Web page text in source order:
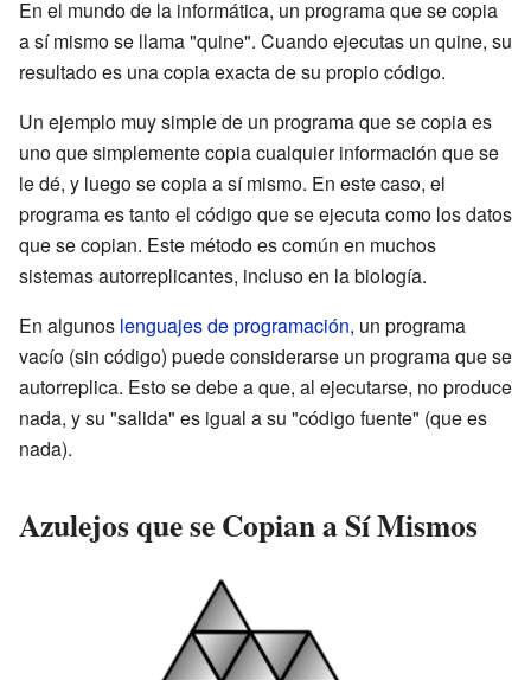
En el mundo de la informática, un programa que se copia
a sí mismo se llama "quine". Cuando ejecutas un quine, su
resultado es una copia exacta de su propio código.
Un ejemplo muy simple de un programa que se copia es
uno que simplemente copia cualquier información que se
le dé, y luego se copia a sí mismo. En este caso, el
programa es tanto el código que se ejecuta como los datos
que se copian. Este método es común en muchos
sistemas autorreplicantes, incluso en la biología.
En algunos lenguajes de programación, un programa
vacío (sin código) puede considerarse un programa que se
autorreplica. Esto se debe a que, al ejecutarse, no produce
nada, y su "salida" es igual a su "código fuente" (que es
nada).
Azulejos que se Copian a Sí Mismos